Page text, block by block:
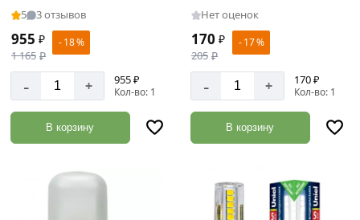
Товаров
по
акции:
7
Отделочные
материалы
Товаров
акции:
Лакокрасочная
5 3 отзывов
955 ₽
1 165 ₽
- 18 %
- + 955 ₽
Кол-во: 1
В корзину
Нет оценок
170 ₽
205 ₽
- 17 %
- + 170 ₽
Кол-во: 1
В корзину